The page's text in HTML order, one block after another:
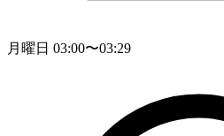
月曜日 03:00〜03:29